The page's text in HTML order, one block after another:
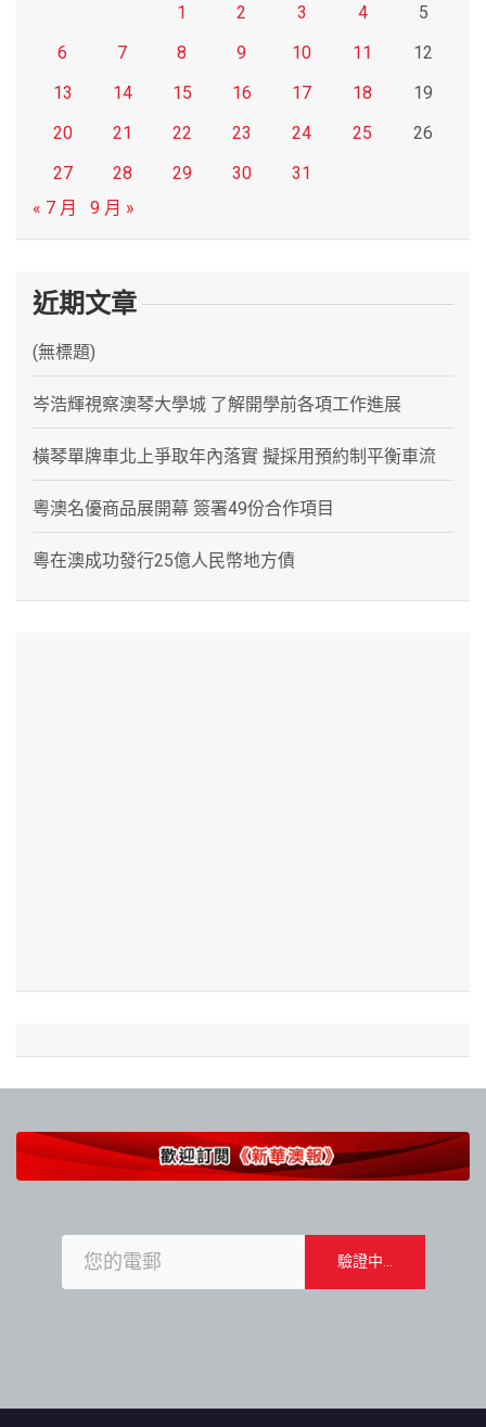
1
2 3 4
5
6
7 8 9 10 11
12
13
14 15 16 17 18
19
20
21 22 23 24 25
26
27
28 29 30
31
« 7 月
9 月 »
近期文章
(無標題)
岑浩輝視察澳琴大學城 了解開學前各項工作進展
橫琴單牌車北上爭取年內落實 擬採用預約制平衡車流
粵澳名優商品展開幕 簽署49份合作項目
粵在澳成功發行25億人民幣地方債